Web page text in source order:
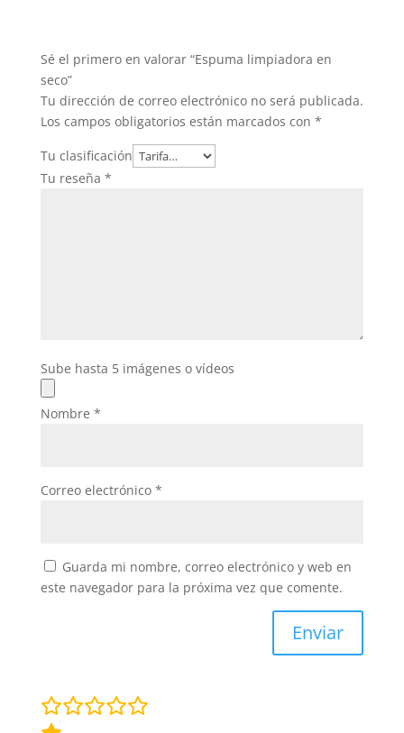
Sé el primero en valorar “Espuma limpiadora en
seco”
Tu dirección de correo electrónico no será publicada.
Los campos obligatorios están marcados con *
Tu clasificación
Tu reseña *
Sube hasta 5 imágenes o vídeos
Nombre *
Correo electrónico *
Guarda mi nombre, correo electrónico y web en
este navegador para la próxima vez que comente.
Enviar